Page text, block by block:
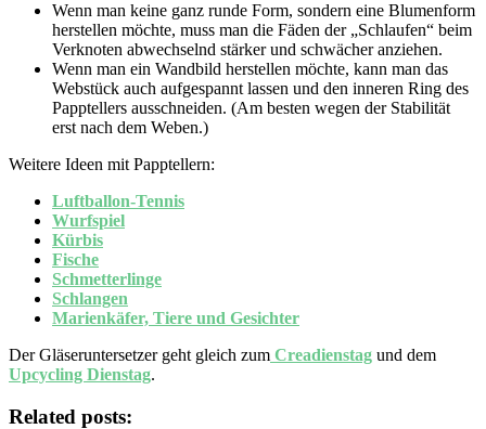
Wenn man keine ganz runde Form, sondern eine Blumenform
herstellen möchte, muss man die Fäden der „Schlaufen“ beim
Verknoten abwechselnd stärker und schwächer anziehen.
Wenn man ein Wandbild herstellen möchte, kann man das
Webstück auch aufgespannt lassen und den inneren Ring des
Papptellers ausschneiden. (Am besten wegen der Stabilität
erst nach dem Weben.)
Weitere Ideen mit Papptellern:
Luftballon-Tennis
Wurfspiel
Kürbis
Fische
Schmetterlinge
Schlangen
Marienkäfer, Tiere und Gesichter
Der Gläseruntersetzer geht gleich zum Creadienstag und dem
Upcycling Dienstag.
Related posts: